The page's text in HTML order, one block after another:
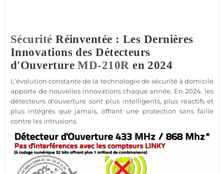
Sécurité Réinventée : Les Dernières
Innovations des Détecteurs
d'OuvertureMD-210R en 2024
L'évolution constante de la technologie desécuritéà domicile
apporte de nouvelles innovations chaque année. En 2024, les
détecteurs d'ouverture sont plus intelligents, plus réactifs et
plus intégrés que jamais, offrant une protection sans faille
contre les intrusions.